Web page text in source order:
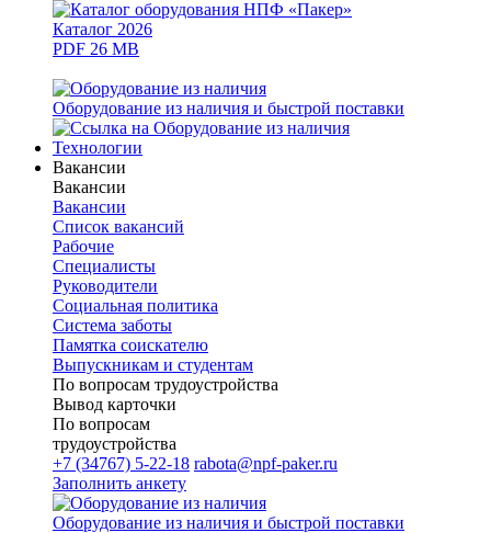
Каталог 2026
PDF 26 MB
Оборудование из наличия и быстрой поставки
Технологии
Вакансии
Вакансии
Вакансии
Список вакансий
Рабочие
Специалисты
Руководители
Cоциальная политика
Система заботы
Памятка соискателю
Выпускникам и студентам
По вопросам трудоустройства
Вывод карточки
По вопросам
трудоустройства
+7 (34767) 5-22-18 rabota@npf-paker.ru
Заполнить анкету
Оборудование из наличия и быстрой поставки